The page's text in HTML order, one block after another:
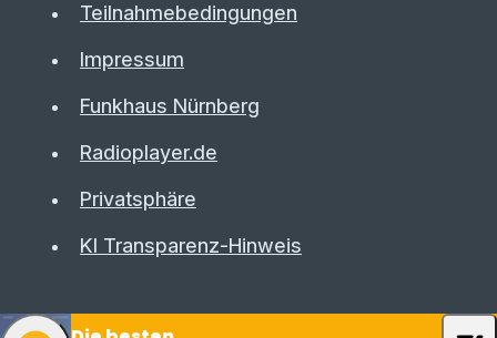
Teilnahmebedingungen
Impressum
Funkhaus Nürnberg
Radioplayer.de
Privatsphäre
KI Transparenz-Hinweis